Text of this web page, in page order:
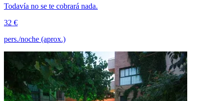
Todavía no se te cobrará nada.
32 €
pers./noche (aprox.)